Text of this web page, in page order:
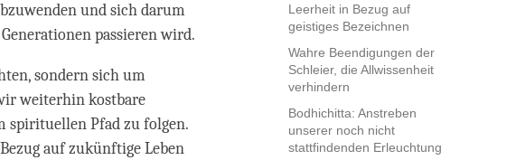
Leerheit in Bezug auf
geistiges Bezeichnen
Wahre Beendigungen der
Schleier, die Allwissenheit
verhindern
Bodhichitta: Anstreben
unserer noch nicht
stattfindenden Erleuchtung
und sich darum
passieren wird.
sondern sich um
weiterhin kostbare
spirituellen Pfad zu folgen.
auf zukünftige Leben